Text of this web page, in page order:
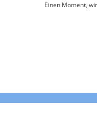
Einen Moment,